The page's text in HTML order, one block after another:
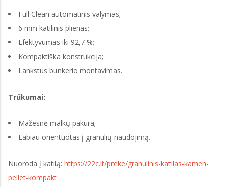
Full Clean automatinis valymas;
6 mm katilinis plienas;
Efektyvumas iki 92,7 %;
Kompaktiška konstrukcija;
Lankstus bunkerio montavimas.
Trūkumai:
Mažesnė malkų pakūra;
Labiau orientuotas į granulių naudojimą.
Nuoroda į katilą: https://22c.lt/preke/granulinis-katilas-kamen-
pellet-kompakt